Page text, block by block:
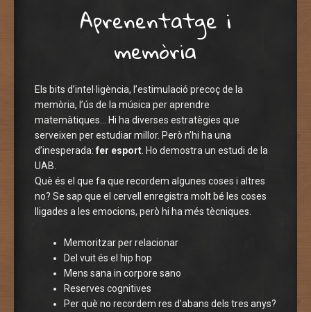
Aprenentatge i
memòria
Els bits d’intel·ligència, l’estimulació precoç de la
memòria, l’ús de la música per aprendre
matemàtiques… Hi ha diverses estratègies que
serveixen per estudiar millor. Però n’hi ha una
d’inesperada: fer esport. Ho demostra un estudi de la
UAB.
Què és el que fa que recordem algunes coses i altres
no? Se sap que el cervell enregistra molt bé les coses
lligades a les emocions, però hi ha més tècniques.
Memoritzar per relacionar
Del vuit és el hip hop
Mens sana in corpore sano
Reserves cognitives
Per què no recordem res d’abans dels tres anys?